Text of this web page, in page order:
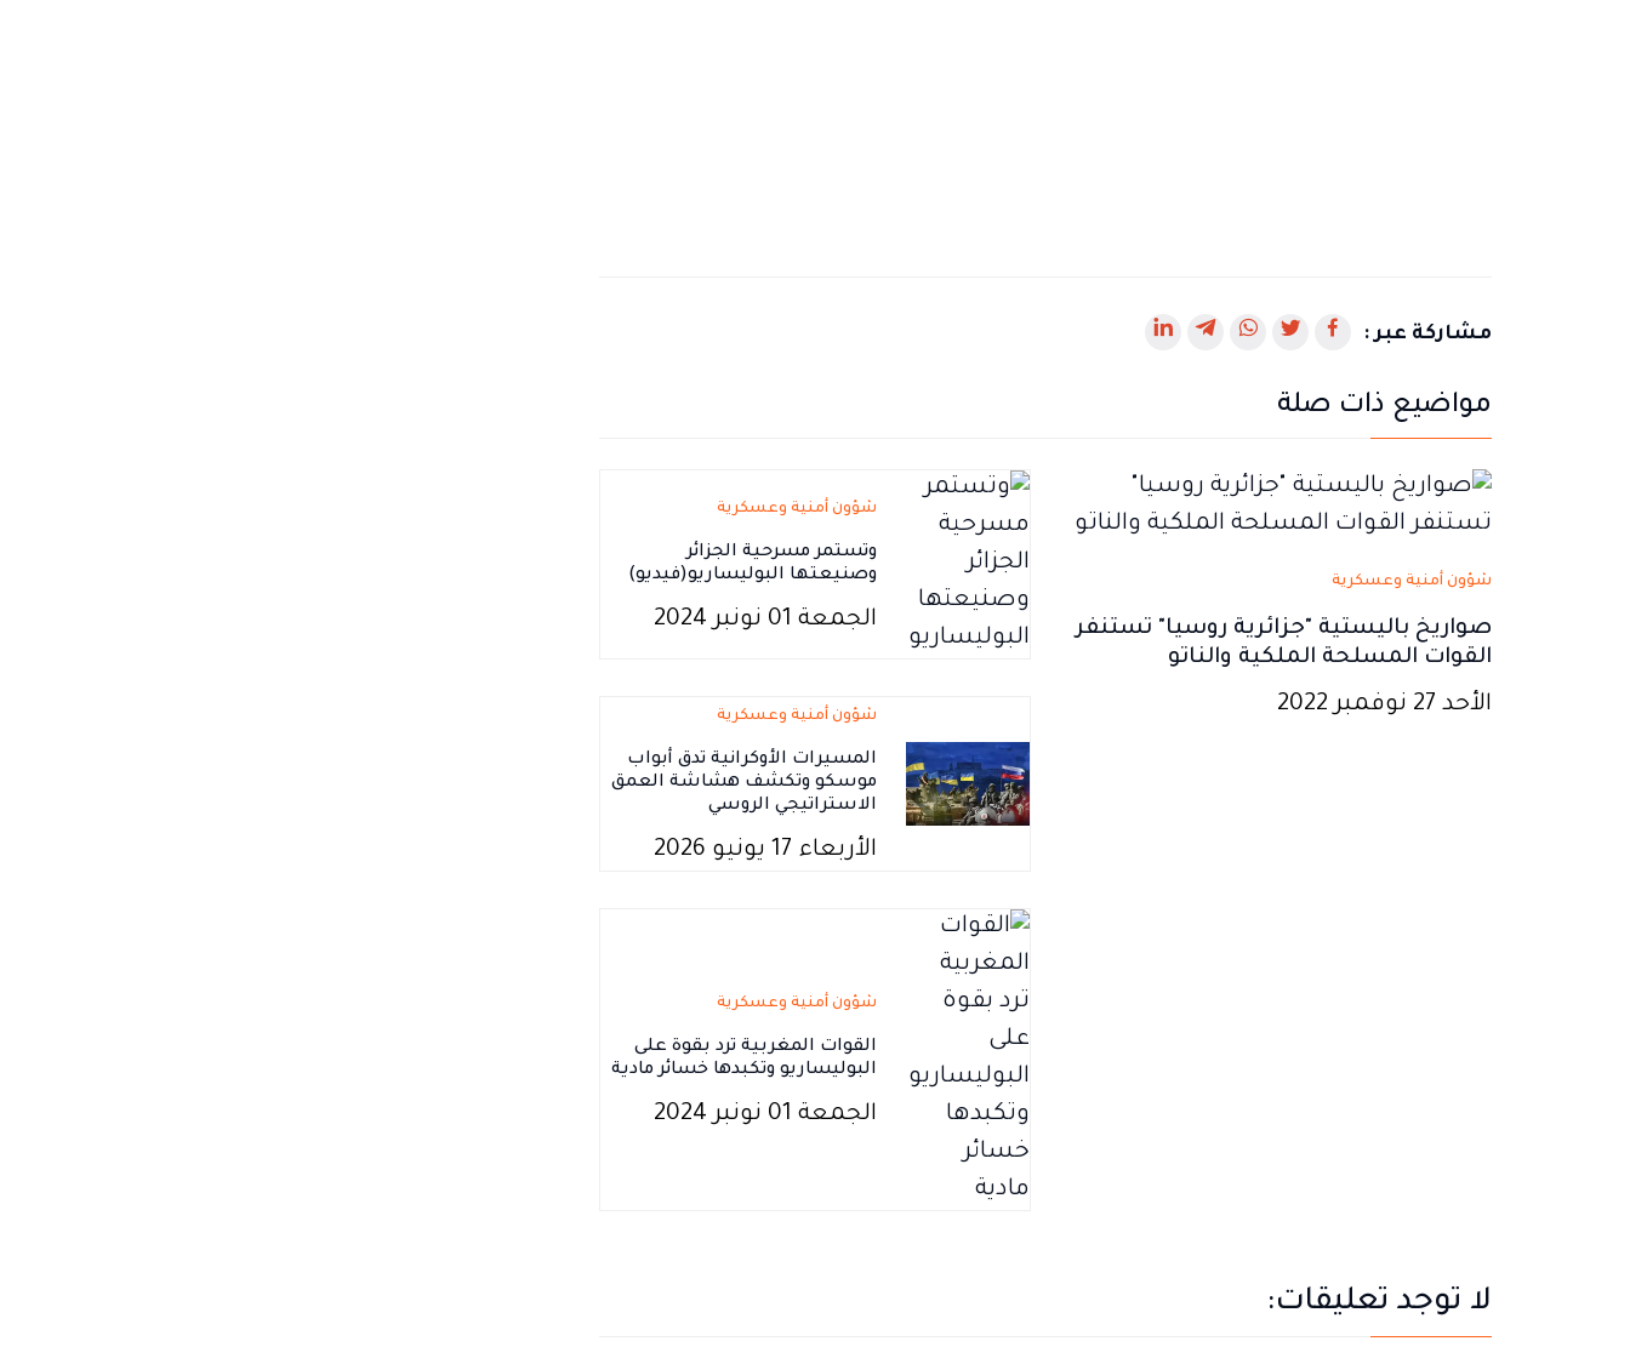
مشاركة عبر :
رابط
في
جديدة
رابط
في
جديدة
رابط
جديدة
رابط
جديدة
رابط
جديدة
مواضيع ذات صلة
شؤون أمنية وعسكرية
صواريخ باليستية "جزائرية روسيا" تستنفر
القوات المسلحة الملكية والناتو
الأحد 27 نوفمبر 2022
شؤون أمنية وعسكرية
وتستمر مسرحية الجزائر
وصنيعتها البوليساريو(فيديو)
الجمعة 01 نونبر 2024
شؤون أمنية وعسكرية
المسيرات الأوكرانية تدق أبواب
موسكو وتكشف هشاشة العمق
الاستراتيجي الروسي
الأربعاء 17 يونيو 2026
شؤون أمنية وعسكرية
القوات المغربية ترد بقوة على
البوليساريو وتكبدها خسائر مادية
الجمعة 01 نونبر 2024
لا توجد تعليقات: